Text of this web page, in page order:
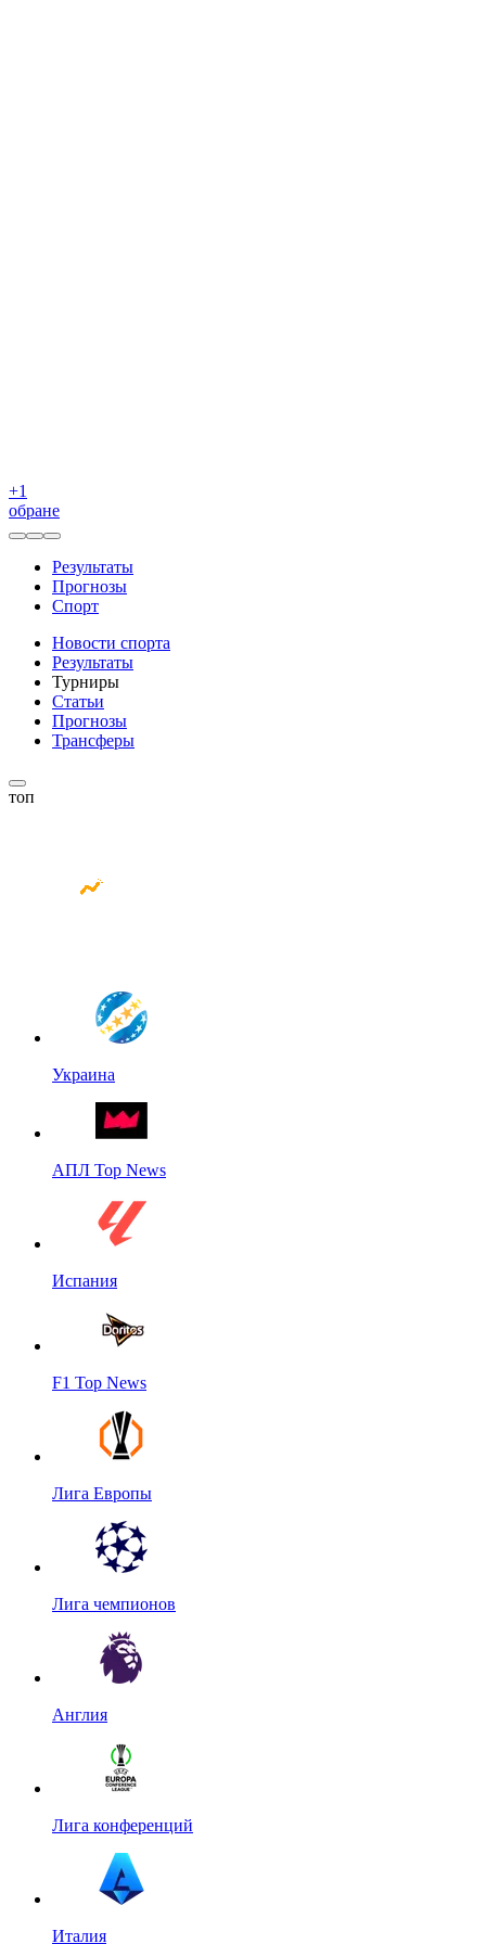
+1
обране
Результаты
Прогнозы
Спорт
Новости спорта
Результаты
Турниры
Статьи
Прогнозы
Трансферы
топ
Украина
АПЛ Top News
Испания
F1 Top News
Лига Европы
Лига чемпионов
Англия
Лига конференций
Италия